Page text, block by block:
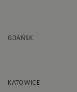
GDAŃSK
KATOWICE